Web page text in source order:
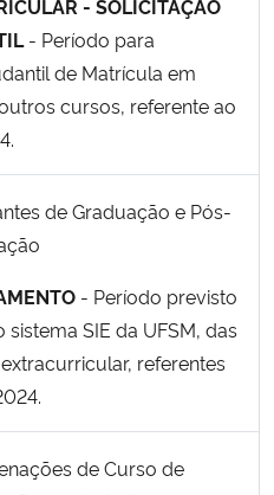
- SOLICITAÇÃO
- Período para
de Matrícula em
cursos, referente ao
de Graduação e Pós-
- Período previsto
SIE da UFSM, das
referentes
de Curso de